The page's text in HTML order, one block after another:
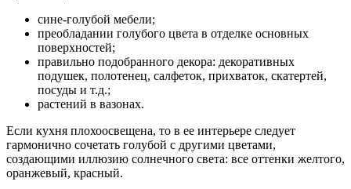
сине-голубой мебели;
преобладании голубого цвета в отделке основных
поверхностей;
правильно подобранного декора: декоративных
подушек, полотенец, салфеток, прихваток, скатертей,
посуды и т.д.;
растений в вазонах.
Если кухня плохоосвещена, то в ее интерьере следует
гармонично сочетать голубой с другими цветами,
создающими иллюзию солнечного света: все оттенки желтого,
оранжевый, красный.